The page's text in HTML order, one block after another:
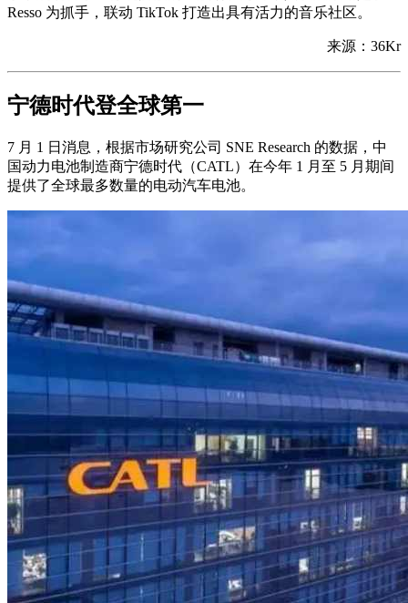
Resso 为抓手，联动 TikTok 打造出具有活力的音乐社区。
来源：36Kr
宁德时代登全球第一
7 月 1 日消息，根据市场研究公司 SNE Research 的数据，中
国动力电池制造商宁德时代（CATL）在今年 1 月至 5 月期间
提供了全球最多数量的电动汽车电池。